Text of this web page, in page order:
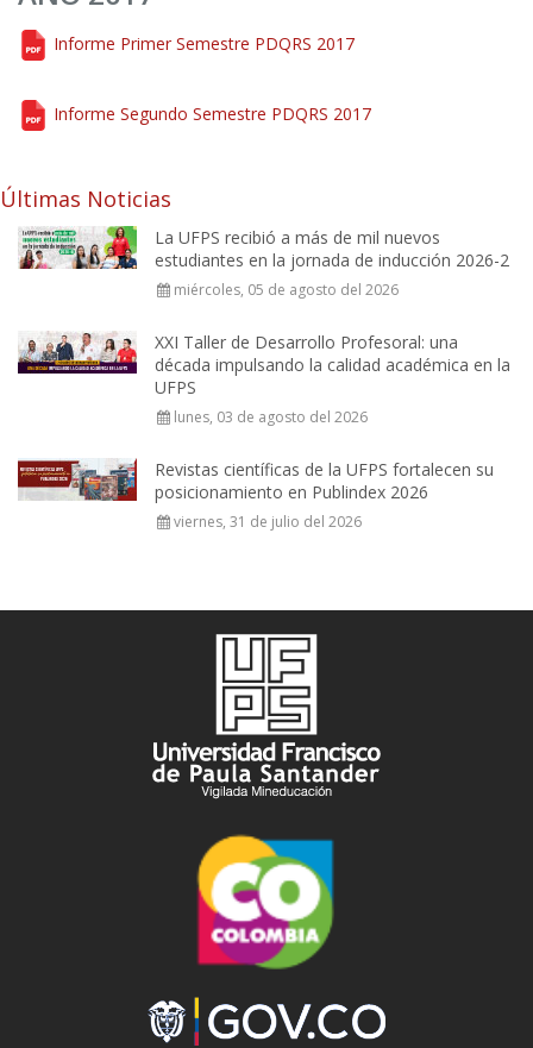
Informe Primer Semestre PDQRS 2017
Informe Segundo Semestre PDQRS 2017
Últimas Noticias
La UFPS recibió a más de mil nuevos
estudiantes en la jornada de inducción 2026-2
miércoles, 05 de agosto del 2026
XXI Taller de Desarrollo Profesoral: una
década impulsando la calidad académica en la
UFPS
lunes, 03 de agosto del 2026
Revistas científicas de la UFPS fortalecen su
posicionamiento en Publindex 2026
viernes, 31 de julio del 2026